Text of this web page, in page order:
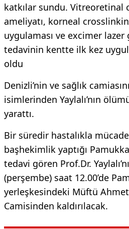
katkılar sundu. Vitreoretinal
ameliyatı, korneal
uygulaması ve excimer
tedavinin kentte ilk kez
oldu
Denizli’nin ve sağlık
isimlerinden Yaylalı’nın
yarattı.
Bir süredir hastalıkla
başhekimlik yaptığı
tedavi gören Prof.Dr.
(perşembe) saat 12.00’de
yerleşkesindeki Müftü
Camisinden kaldırılacak.